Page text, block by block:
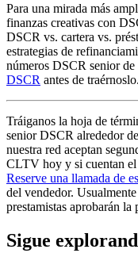
Para una mirada más
finanzas creativas con
DSCR vs. cartera vs.
estrategias de
números DSCR senior de
DSCR antes de traérnoslo.
Tráiganos la hoja de
senior DSCR alrededor
nuestra red aceptan
CLTV hoy y si cuentan
Reserve una llamada de
del vendedor.
prestamistas aprobarán la
Sigue